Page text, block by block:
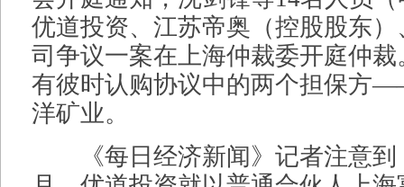
优道投资、江苏帝奥（控股股东
司争议一案在上海仲裁委开庭仲
有彼时认购协议中的两个担保方
洋矿业。
《每日经济新闻》记者注意到